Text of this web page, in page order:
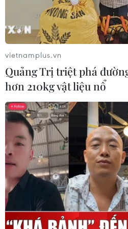
05/08/2026 03:11
Xem
CƠ QUAN CHỦ QUẢN: THÔNG TẤN XÃ VIỆT
Tổng Biên tập: TRẦN TIẾN
Phó Tổng Biên tập: NGUYỄN
THỦY
Sở hữu trí tuệ
RSS
vietnamplus.vn
Quảng Trị triệt phá
hơn 210kg vật liệu nổ